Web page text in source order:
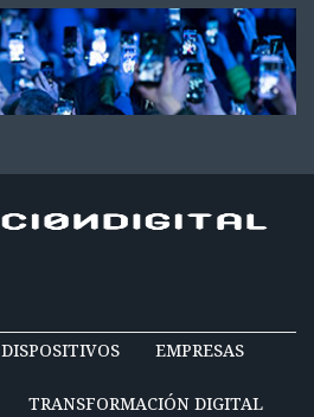
DISPOSITIVOS EMPRESAS
TRANSFORMACIÓN DIGITAL